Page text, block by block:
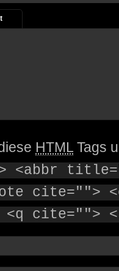
HTML Tags
<abbr
cite="">
<q cite="">